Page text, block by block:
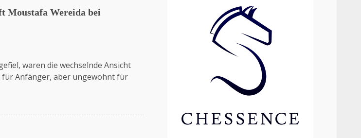
Moustafa Wereida bei
waren die wechselnde Ansicht
für Anfänger, aber ungewohnt für